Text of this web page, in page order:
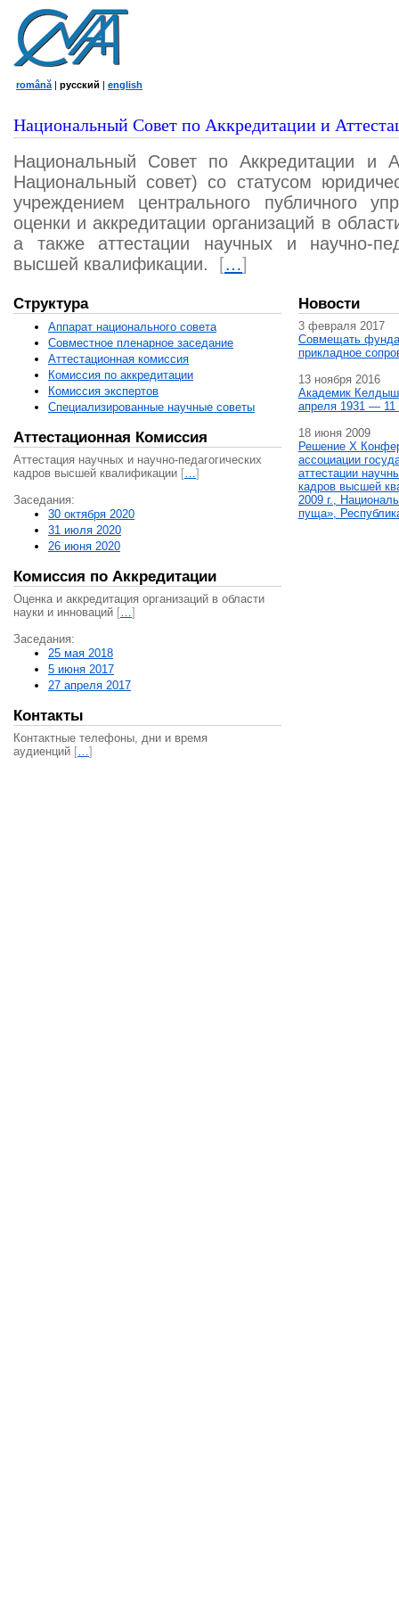
română | русский | english
Национальный Совет по Аккредитации и
Национальный Совет по Аккредитации и
Национальный совет) со статусом
учреждением центрального публичного
оценки и аккредитации организаций в
а также аттестации научных и научно-
высшей квалификации.
[…]
Структура
Аппарат национального совета
Совместное пленарное заседание
Аттестационная комисcия
Комиссия по аккредитации
Комиссия экспертов
Специализированные научные советы
Аттестационная Комиссия
Аттестация научных и научно-педагогических
кадров высшей квалификации […]
Заседания:
30 октября 2020
31 июля 2020
26 июня 2020
Комиссия по Аккредитации
Оценка и аккредитация организаций в области
науки и инноваций […]
Заседания:
25 мая 2018
5 июня 2017
27 апреля 2017
Контакты
Контактные телефоны, дни и время
аудиенций […]
Новости
3 февраля 2017
Совмещать
прикладное
13 ноября 2016
Академик
апреля 1931 — 11
18 июня 2009
Решение X
ассоциации
аттестации
кадров высшей
2009 г.,
пуща»,